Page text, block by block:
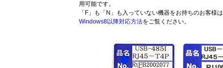
用可能です。
「F」も「N」も入っていない機器をお持ちのお客様は
Windows8以降対応方法をご覧ください。